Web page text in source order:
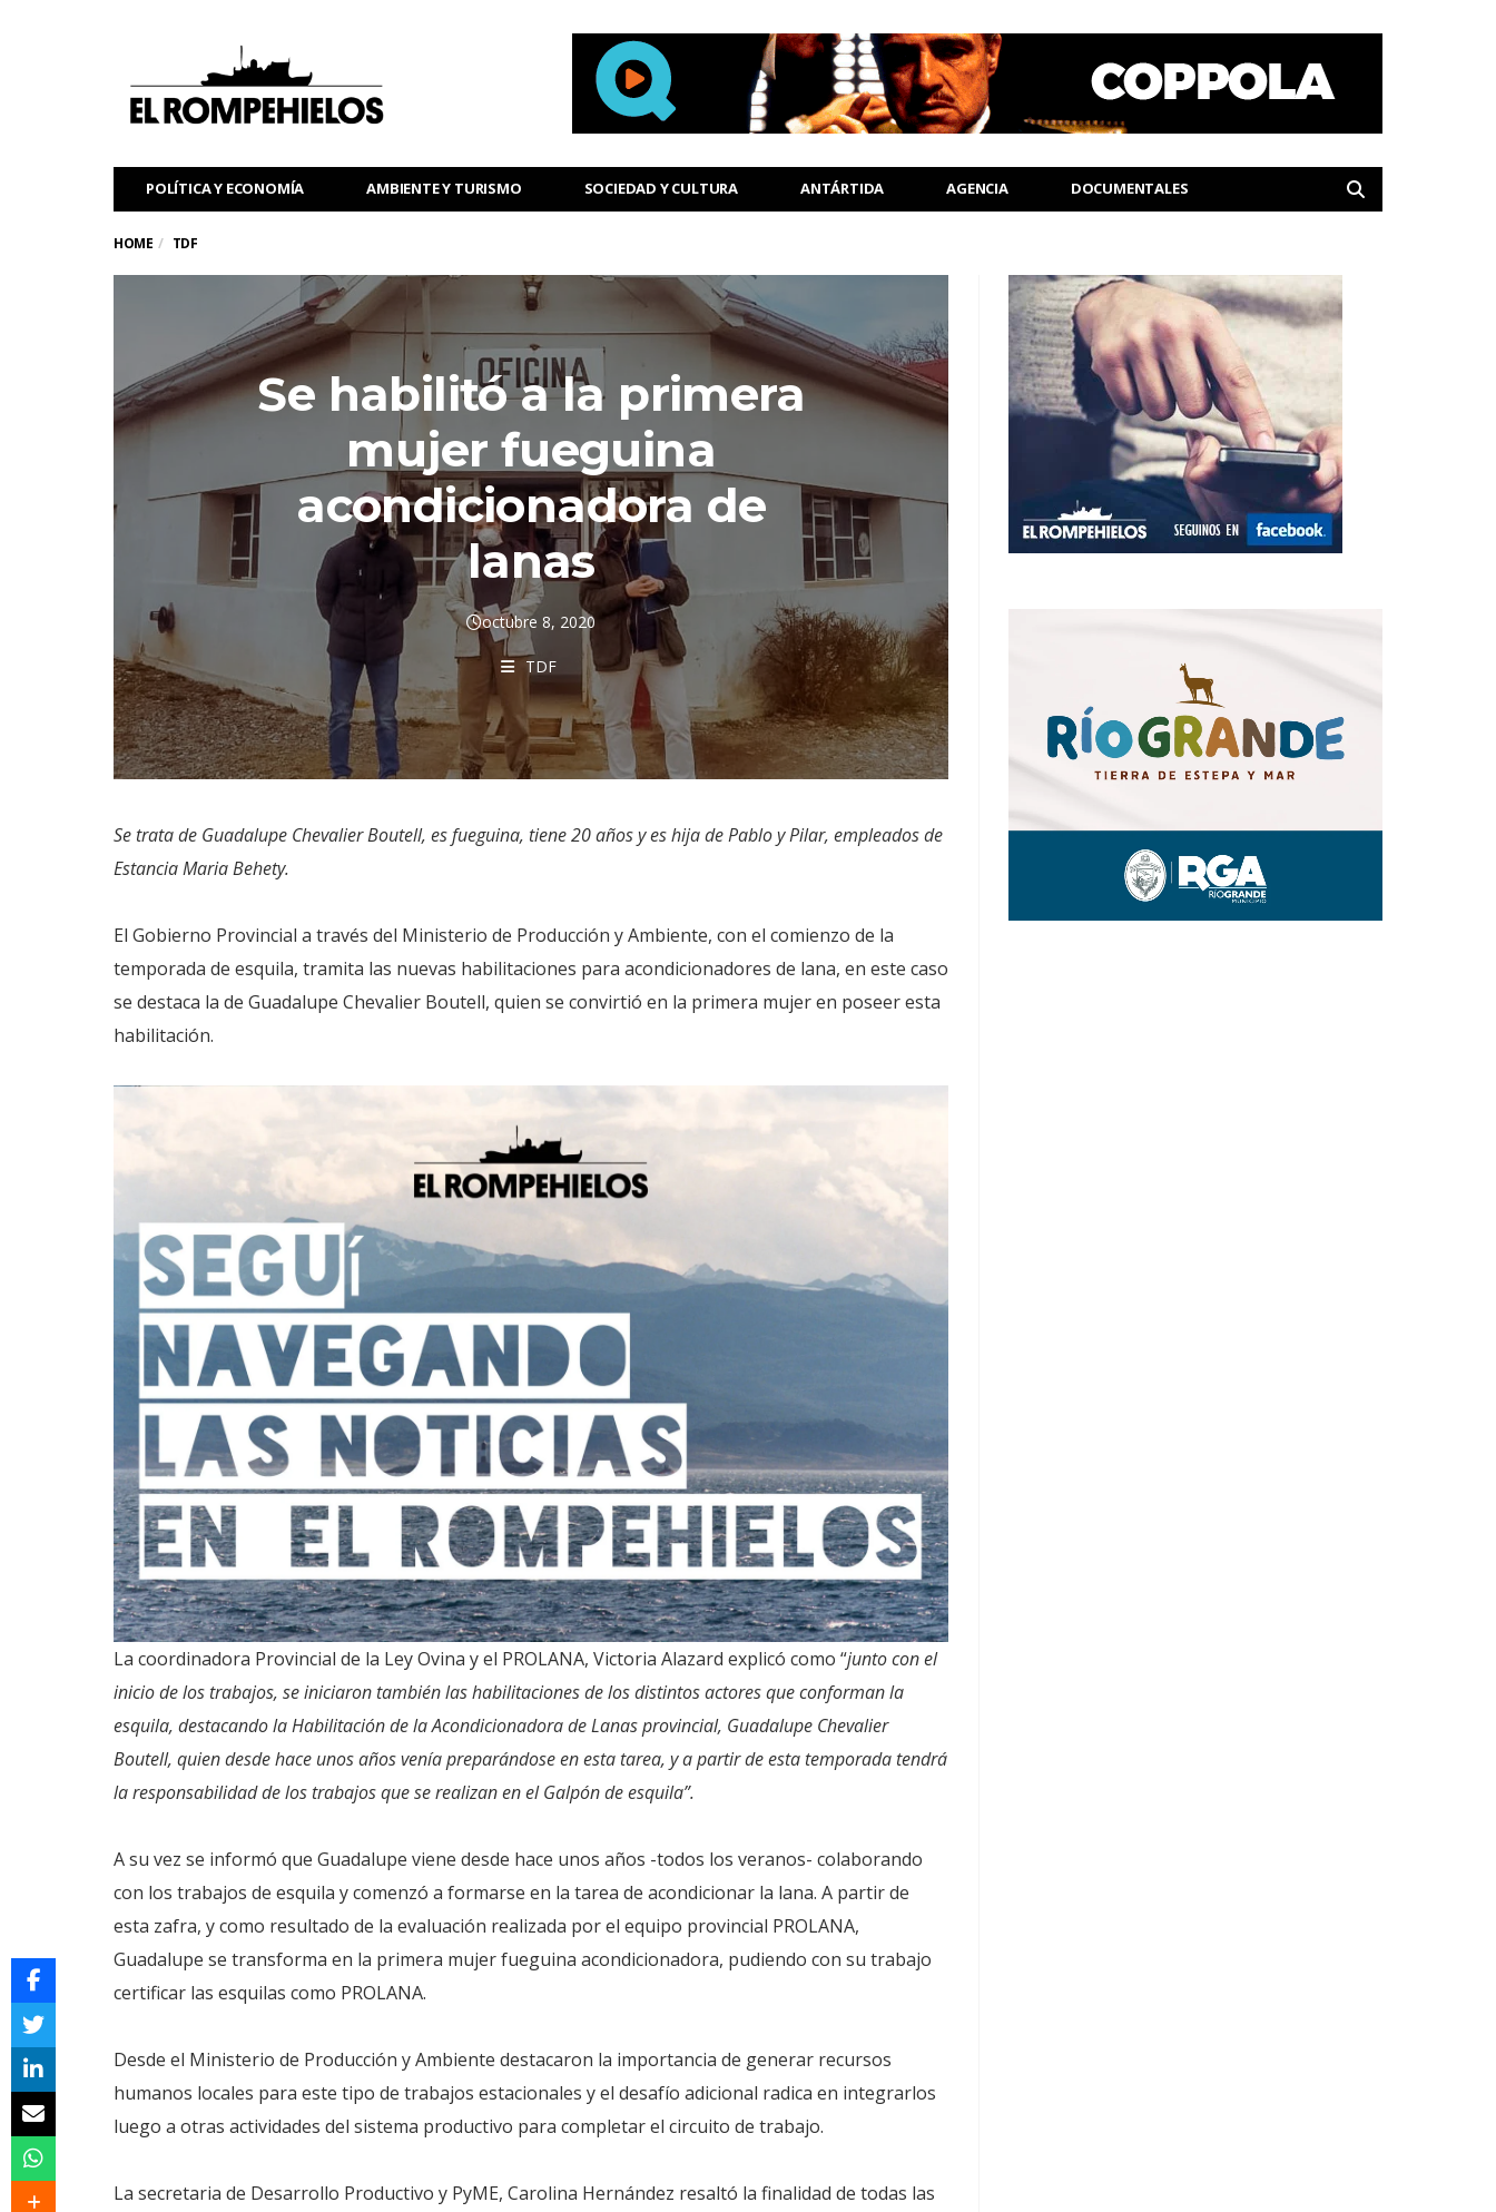
POLÍTICA Y ECONOMÍA AMBIENTE Y TURISMO SOCIEDAD Y CULTURA ANTÁRTIDA AGENCIA DOCUMENTALES
HOME TDF
Se habilitó a la primera
mujer fueguina
acondicionadora de
lanas
octubre 8, 2020
TDF
Se trata de Guadalupe Chevalier Boutell, es fueguina, tiene 20 años y es hija de Pablo y Pilar, empleados de
Estancia Maria Behety.
El Gobierno Provincial a través del Ministerio de Producción y Ambiente, con el comienzo de la
temporada de esquila, tramita las nuevas habilitaciones para acondicionadores de lana, en este caso
se destaca la de Guadalupe Chevalier Boutell, quien se convirtió en la primera mujer en poseer esta
habilitación.
La coordinadora Provincial de la Ley Ovina y el PROLANA, Victoria Alazard explicó como “junto con el
inicio de los trabajos, se iniciaron también las habilitaciones de los distintos actores que conforman la
esquila, destacando la Habilitación de la Acondicionadora de Lanas provincial, Guadalupe Chevalier
Boutell, quien desde hace unos años venía preparándose en esta tarea, y a partir de esta temporada tendrá
la responsabilidad de los trabajos que se realizan en el Galpón de esquila”.
A su vez se informó que Guadalupe viene desde hace unos años -todos los veranos- colaborando
con los trabajos de esquila y comenzó a formarse en la tarea de acondicionar la lana. A partir de
esta zafra, y como resultado de la evaluación realizada por el equipo provincial PROLANA,
Guadalupe se transforma en la primera mujer fueguina acondicionadora, pudiendo con su trabajo
certificar las esquilas como PROLANA.
Desde el Ministerio de Producción y Ambiente destacaron la importancia de generar recursos
humanos locales para este tipo de trabajos estacionales y el desafío adicional radica en integrarlos
luego a otras actividades del sistema productivo para completar el circuito de trabajo.
La secretaria de Desarrollo Productivo y PyME, Carolina Hernández resaltó la finalidad de todas las